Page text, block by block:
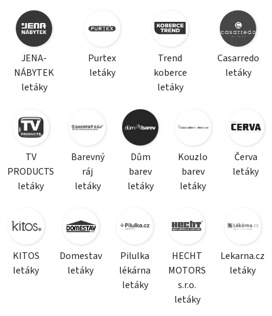
JENA-
NÁBYTEK
letáky
Purtex
letáky
Trend
koberce
letáky
Casarredo
letáky
TV
PRODUCTS
letáky
Barevný
ráj
letáky
Dům
barev
letáky
Kouzlo
barev
letáky
Červa
letáky
KITOS
letáky
Domestav
letáky
Pilulka
lékárna
letáky
HECHT
MOTORS
s.r.o.
letáky
Lekarna.cz
letáky